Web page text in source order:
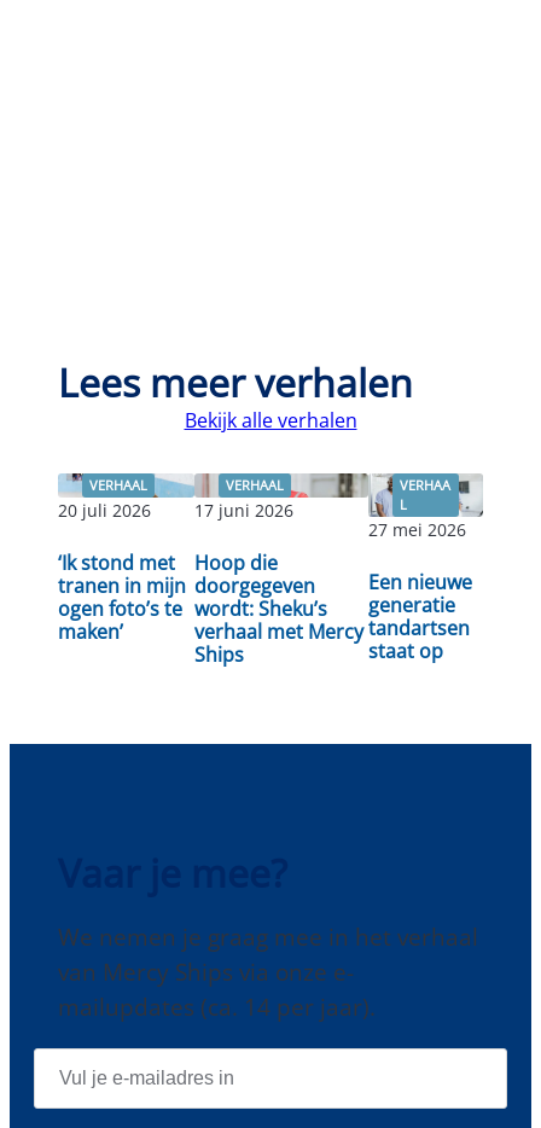
Lees meer verhalen
Bekijk alle verhalen
VERHAAL
20 juli 2026
‘Ik stond met
tranen in mijn
ogen foto’s te
maken’
Lees verder
VERHAAL
17 juni 2026
Hoop die
doorgegeven
wordt: Sheku’s
verhaal met Mercy
Ships
Lees verder
VERHAA
L
27 mei 2026
Een nieuwe
generatie
tandartsen
staat op
verder
We nemen je graag mee in het verhaal
van Mercy Ships via onze e-
mailupdates (ca. 14 per jaar).
E
A